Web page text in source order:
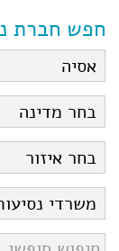
חפש חברת